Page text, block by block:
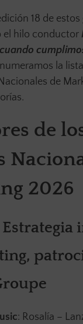
18 de
el hilo conductor
la
de
de
2026
: Rosalía –